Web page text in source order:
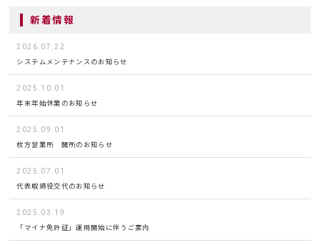
新着情報
2026.07.22
システムメンテナンスのお知らせ
2025.10.01
年末年始休業のお知らせ
2025.09.01
枚方営業所 開所のお知らせ
2025.07.01
代表取締役交代のお知らせ
2025.03.19
「マイナ免許証」運用開始に伴うご案内